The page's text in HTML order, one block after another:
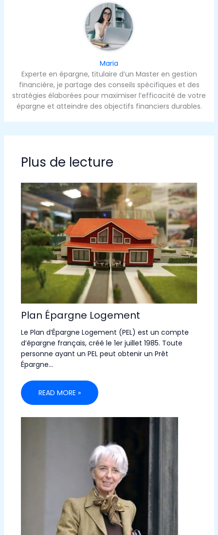
Maria
Experte en épargne, titulaire d’un Master en gestion
financière, je partage des conseils spécifiques et des
stratégies élaborées pour maximiser l’efficacité de votre
épargne et atteindre des objectifs financiers durables.
Plus de lecture
Plan Épargne Logement
Le Plan d’Épargne Logement (PEL) est un compte
d’épargne français, créé le 1er juillet 1985. Toute
personne ayant un PEL peut obtenir un Prêt
Épargne…
READ MORE »